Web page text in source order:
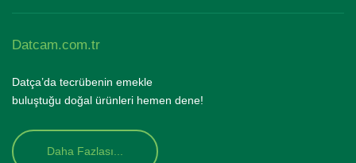
Datcam.com.tr
Datça’da tecrübenin emekle
buluştuğu doğal ürünleri hemen dene!
Daha Fazlası...